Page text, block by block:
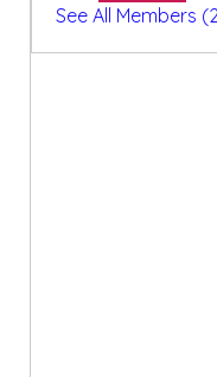
See All Members